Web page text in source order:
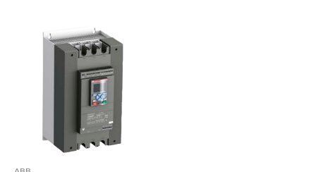
producto
tiene
variantes.
Las
opciones